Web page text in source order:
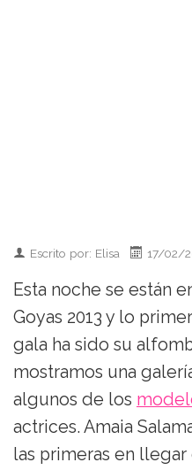
Escrito por: Elisa 17/02/
Esta noche se están
Goyas 2013 y lo
gala ha sido su
mostramos una
algunos de los
actrices. Amaia
las primeras en llegar